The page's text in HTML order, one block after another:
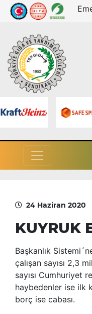
24 Haziran 2020
KUYRUK
Başkanlık
çalışan sayısı 2,3
sayısı Cumhuriyet
haybedenler ise ilk
borç ise cabası.